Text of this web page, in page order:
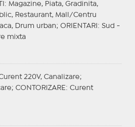
: Magazine, Piata, Gradinita,
Restaurant, Mall/Centru
Drum urban; ORIENTARI : Sud -
mixta
220V, Canalizare;
CONTORIZARE : Curent